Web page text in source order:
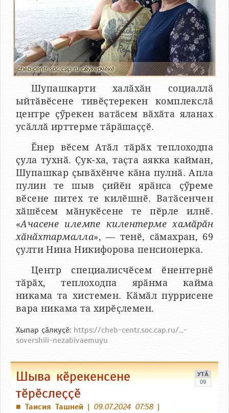
cheb-centr.soc.cap.ru сӑнӳкерчӗкӗ
Шупашкарти халӑхӑн социаллӑ
ыйтӑвӗсене тивӗҫтерекен комплекслӑ
центре ҫӳрекен ватӑсем вӑхӑта яланах
усӑллӑ ирттерме тӑрӑшаҫҫӗ.
Ӗнер вӗсем Атӑл тӑрӑх теплоходпа
ҫула тухнӑ. Ҫук-ха, таҫта аякка кайман,
Шупашкар ҫывӑхӗнче кӑна пулнӑ. Апла
пулин те шыв ҫийӗн ярӑнса ҫӳреме
вӗсене питех те килӗшнӗ. Ватӑсенчен
хӑшӗсем мӑнукӗсене те пӗрле илнӗ.
«Ачасене илемпе килентерме хамӑрӑн
хӑнӑхтармалла», — тенӗ, сӑмахран, 69
ҫулти Нина Никифорова пенсионерка.
Центр специалисчӗсем ӗнентернӗ
тӑрӑх, теплоходпа ярӑнма кайма
никама та хистемен. Кӑмӑл пуррисене
вара никама та хирӗҫлемен.
Хыпар ҫӑлкуҫӗ: https://cheb-centr.soc.cap.ru/...-
sovershili-nezabivaemuyu
УТӐ
09
Шыва кӗрекенсене
тӗрӗслеҫҫӗ
■ Таисия Ташней | 09.07.2024 07:58 |